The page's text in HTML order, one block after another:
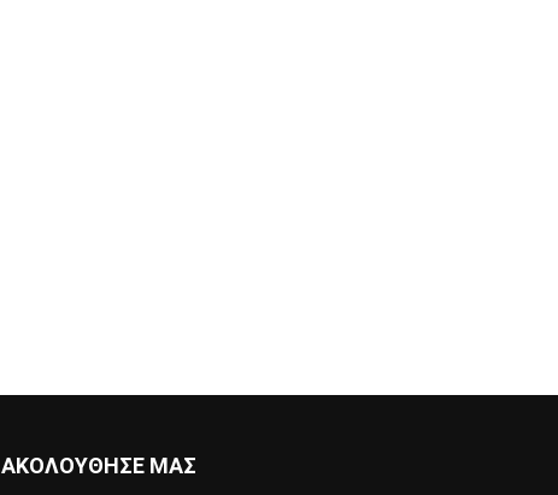
ΑΚΟΛΟΥΘΗΣΕ ΜΑΣ